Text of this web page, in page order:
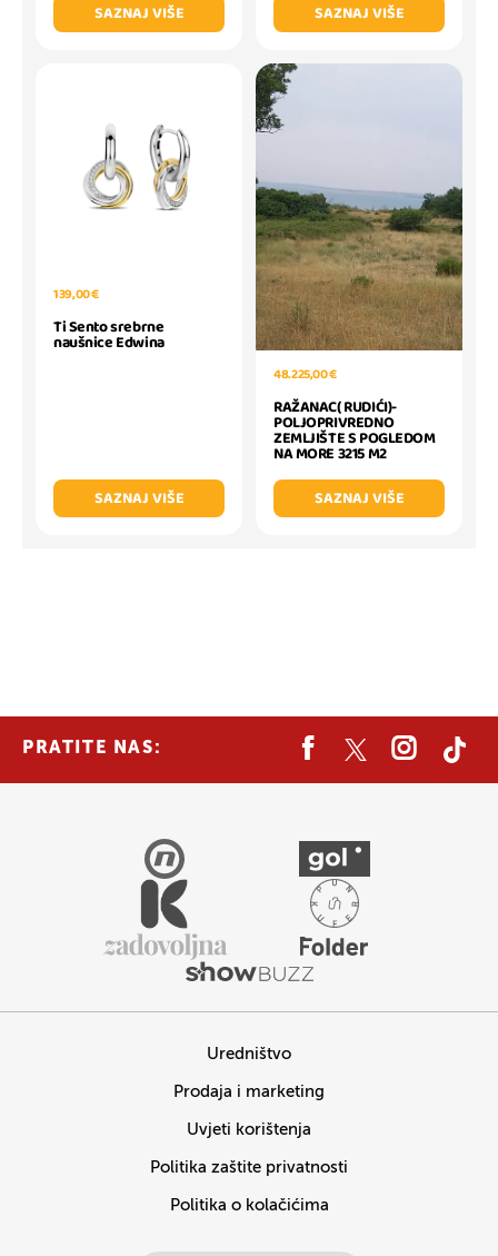
SAZNAJ VIŠE
SAZNAJ VIŠE
139,00 €
Ti Sento srebrne
naušnice Edwina
SAZNAJ VIŠE
48.225,00 €
RAŽANAC( RUDIĆI)-
POLJOPRIVREDNO
ZEMLJIŠTE S POGLEDOM
NA MORE 3215 M2
SAZNAJ VIŠE
PRATITE NAS:
Uredništvo
Prodaja i marketing
Uvjeti korištenja
Politika zaštite privatnosti
Politika o kolačićima